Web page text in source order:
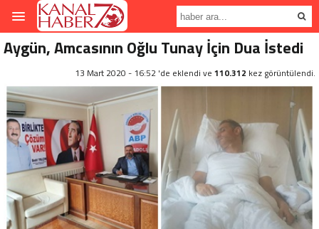
Aygün, Amcasının Oğlu Tunay İçin Dua İstedi
13 Mart 2020 - 16:52 'de eklendi ve 110.312 kez görüntülendi.